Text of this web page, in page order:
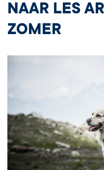
NAAR LES
ZOMER